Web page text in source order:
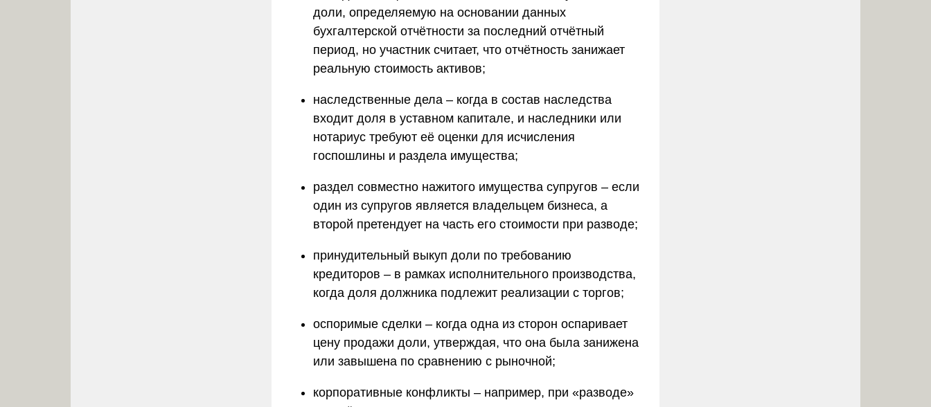
доли, определяемую на основании данных
бухгалтерской отчётности за последний отчётный
период, но участник считает, что отчётность занижает
реальную стоимость активов;
наследственные дела – когда в состав наследства
входит доля в уставном капитале, и наследники или
нотариус требуют её оценки для исчисления
госпошлины и раздела имущества;
раздел совместно нажитого имущества супругов – если
один из супругов является владельцем бизнеса, а
второй претендует на часть его стоимости при разводе;
принудительный выкуп доли по требованию
кредиторов – в рамках исполнительного производства,
когда доля должника подлежит реализации с торгов;
оспоримые сделки – когда одна из сторон оспаривает
цену продажи доли, утверждая, что она была занижена
или завышена по сравнению с рыночной;
корпоративные конфликты – например, при «разводе»